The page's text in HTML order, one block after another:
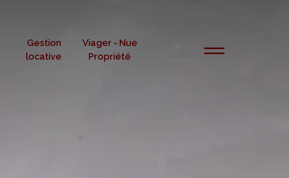
Gestion
locative
Viager - Nue
Propriété